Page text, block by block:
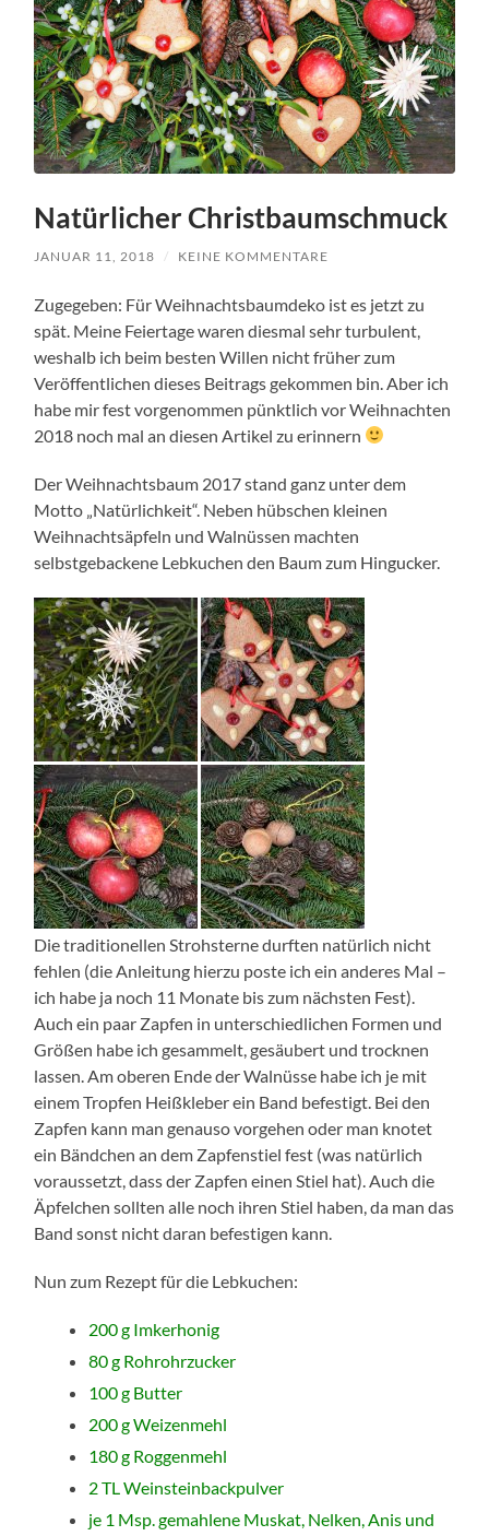
Natürlicher Christbaumschmuck
JANUAR 11, 2018 / KEINE KOMMENTARE
Zugegeben: Für Weihnachtsbaumdeko ist es jetzt zu
spät. Meine Feiertage waren diesmal sehr turbulent,
weshalb ich beim besten Willen nicht früher zum
Veröffentlichen dieses Beitrags gekommen bin. Aber ich
habe mir fest vorgenommen pünktlich vor Weihnachten
2018 noch mal an diesen Artikel zu erinnern
Der Weihnachtsbaum 2017 stand ganz unter dem
Motto „Natürlichkeit“. Neben hübschen kleinen
Weihnachtsäpfeln und Walnüssen machten
selbstgebackene Lebkuchen den Baum zum Hingucker.
Die traditionellen Strohsterne durften natürlich nicht
fehlen (die Anleitung hierzu poste ich ein anderes Mal –
ich habe ja noch 11 Monate bis zum nächsten Fest).
Auch ein paar Zapfen in unterschiedlichen Formen und
Größen habe ich gesammelt, gesäubert und trocknen
lassen. Am oberen Ende der Walnüsse habe ich je mit
einem Tropfen Heißkleber ein Band befestigt. Bei den
Zapfen kann man genauso vorgehen oder man knotet
ein Bändchen an dem Zapfenstiel fest (was natürlich
voraussetzt, dass der Zapfen einen Stiel hat). Auch die
Äpfelchen sollten alle noch ihren Stiel haben, da man das
Band sonst nicht daran befestigen kann.
Nun zum Rezept für die Lebkuchen:
200 g Imkerhonig
80 g Rohrohrzucker
100 g Butter
200 g Weizenmehl
180 g Roggenmehl
2 TL Weinsteinbackpulver
je 1 Msp. gemahlene Muskat, Nelken, Anis und